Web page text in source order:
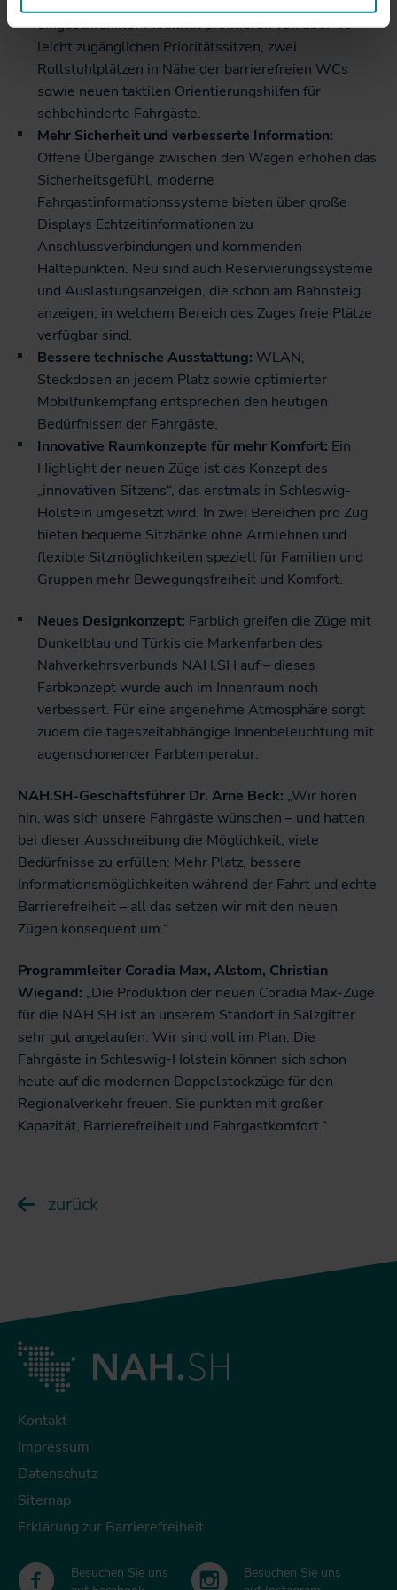
eingeschränkter Mobilität profitieren von über 40
leicht zugänglichen Prioritätssitzen, zwei
Rollstuhlplätzen in Nähe der barrierefreien WCs
sowie neuen taktilen Orientierungshilfen für
sehbehinderte Fahrgäste.
Mehr Sicherheit und verbesserte Information:
Offene Übergänge zwischen den Wagen erhöhen das
Sicherheitsgefühl, moderne
Fahrgastinformationssysteme bieten über große
Displays Echtzeitinformationen zu
Anschlussverbindungen und kommenden
Haltepunkten. Neu sind auch Reservierungssysteme
und Auslastungsanzeigen, die schon am Bahnsteig
anzeigen, in welchem Bereich des Zuges freie Plätze
verfügbar sind.
Bessere technische Ausstattung: WLAN,
Steckdosen an jedem Platz sowie optimierter
Mobilfunkempfang entsprechen den heutigen
Bedürfnissen der Fahrgäste.
Innovative Raumkonzepte für mehr Komfort: Ein
Highlight der neuen Züge ist das Konzept des
„innovativen Sitzens“, das erstmals in Schleswig-
Holstein umgesetzt wird. In zwei Bereichen pro Zug
bieten bequeme Sitzbänke ohne Armlehnen und
flexible Sitzmöglichkeiten speziell für Familien und
Gruppen mehr Bewegungsfreiheit und Komfort.
Neues Designkonzept: Farblich greifen die Züge mit
Dunkelblau und Türkis die Markenfarben des
Nahverkehrsverbunds NAH.SH auf – dieses
Farbkonzept wurde auch im Innenraum noch
verbessert. Für eine angenehme Atmosphäre sorgt
zudem die tageszeitabhängige Innenbeleuchtung mit
augenschonender Farbtemperatur.
NAH.SH-Geschäftsführer Dr. Arne Beck: „Wir hören
hin, was sich unsere Fahrgäste wünschen – und hatten
bei dieser Ausschreibung die Möglichkeit, viele
Bedürfnisse zu erfüllen: Mehr Platz, bessere
Informationsmöglichkeiten während der Fahrt und echte
Barrierefreiheit – all das setzen wir mit den neuen
Zügen konsequent um.“
Programmleiter Coradia Max, Alstom, Christian
Wiegand: „Die Produktion der neuen Coradia Max-Züge
für die NAH.SH ist an unserem Standort in Salzgitter
sehr gut angelaufen. Wir sind voll im Plan. Die
Fahrgäste in Schleswig-Holstein können sich schon
heute auf die modernen Doppelstockzüge für den
Regionalverkehr freuen. Sie punkten mit großer
Kapazität, Barrierefreiheit und Fahrgastkomfort.“
zurück
Kontakt
Impressum
Datenschutz
Sitemap
Erklärung zur Barrierefreiheit
Besuchen Sie uns
Besuchen Sie uns